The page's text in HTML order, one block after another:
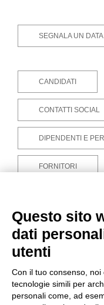
SEGNALA UN
CANDIDATI
CONTATTI SOCIAL
DIPENDENTI E
FORNITORI
PARTECIPANTI
POTENZIALI
REFERENTI
REFERENTI
Questo sito
dati
utenti
Con il tuo consenso,
tecnologie simili per
personali come, ad